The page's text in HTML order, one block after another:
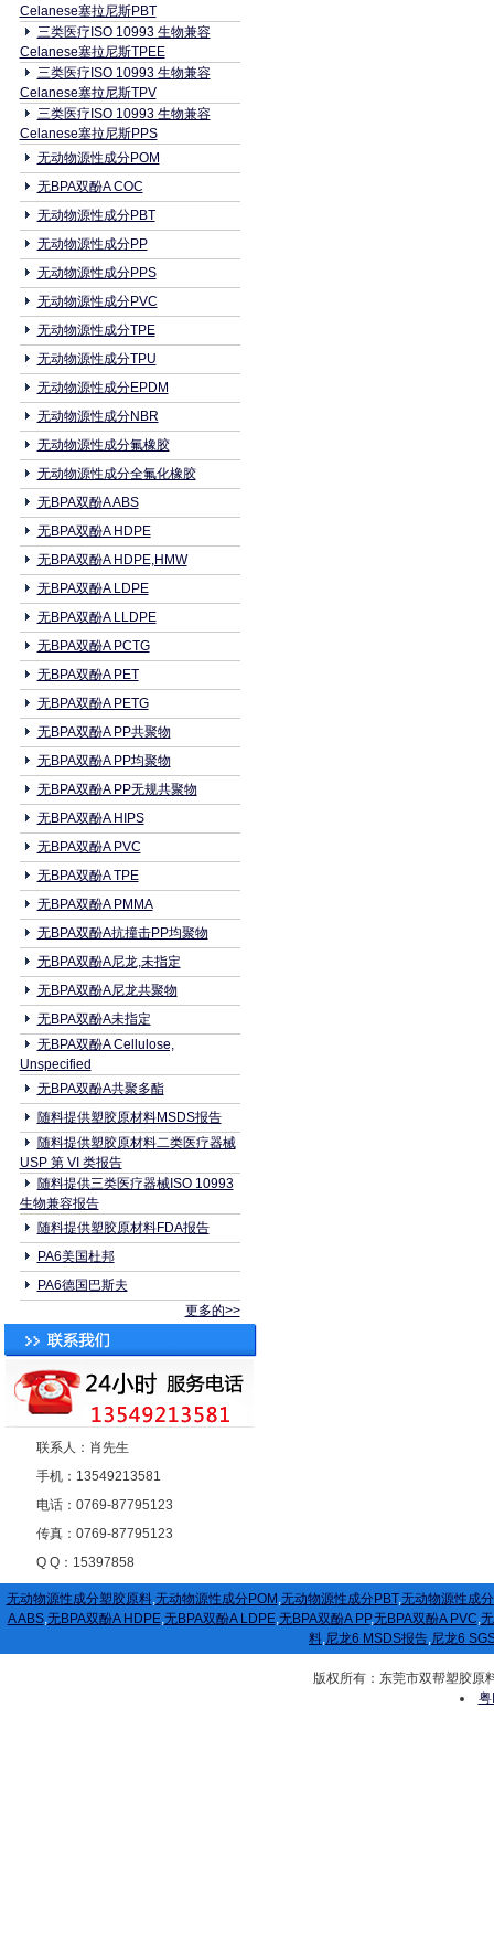
Celanese塞拉尼斯PBT
三类医疗ISO 10993 生物兼容
Celanese塞拉尼斯TPEE
三类医疗ISO 10993 生物兼容
Celanese塞拉尼斯TPV
三类医疗ISO 10993 生物兼容
Celanese塞拉尼斯PPS
无动物源性成分POM
无BPA双酚A COC
无动物源性成分PBT
无动物源性成分PP
无动物源性成分PPS
无动物源性成分PVC
无动物源性成分TPE
无动物源性成分TPU
无动物源性成分EPDM
无动物源性成分NBR
无动物源性成分氟橡胶
无动物源性成分全氟化橡胶
无BPA双酚A ABS
无BPA双酚A HDPE
无BPA双酚A HDPE,HMW
无BPA双酚A LDPE
无BPA双酚A LLDPE
无BPA双酚A PCTG
无BPA双酚A PET
无BPA双酚A PETG
无BPA双酚A PP共聚物
无BPA双酚A PP均聚物
无BPA双酚A PP无规共聚物
无BPA双酚A HIPS
无BPA双酚A PVC
无BPA双酚A TPE
无BPA双酚A PMMA
无BPA双酚A抗撞击PP均聚物
无BPA双酚A尼龙,未指定
无BPA双酚A尼龙共聚物
无BPA双酚A未指定
无BPA双酚A Cellulose,
Unspecified
无BPA双酚A共聚多酯
随料提供塑胶原材料MSDS报告
随料提供塑胶原材料二类医疗器械
USP 第 VI 类报告
随料提供三类医疗器械ISO 10993
生物兼容报告
随料提供塑胶原材料FDA报告
PA6美国杜邦
PA6德国巴斯夫
更多的>>
联系人：肖先生
手机：13549213581
电话：0769-87795123
传真：0769-87795123
Q Q：15397858
无动物源性成分塑胶原料,无动物源性成分POM ,无动物源性成分PBT,无动物源性成
A ABS,无BPA双酚A HDPE,无BPA双酚A LDPE,无BPA双酚A PP,无BPA双酚A PVC,
料,尼龙6 MSDS报告,尼龙6
版权所有：东莞市双帮塑胶